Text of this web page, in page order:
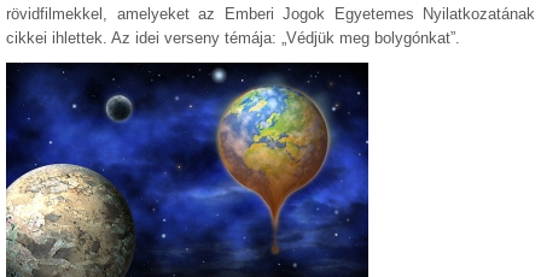
rövidfilmekkel, amelyeket az Emberi Jogok Egyetemes Nyilatkozatának
cikkei ihlettek. Az idei verseny témája: „Védjük meg bolygónkat”.